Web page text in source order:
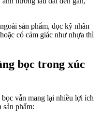
sản phẩm, đọc kỹ nhãn
có cảm giác như nhựa thì
bọc trong xúc
vẫn mang lại nhiều lợi ích
sản phẩm: